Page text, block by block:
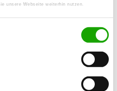
unsere Webseite weiterhin nutzen.